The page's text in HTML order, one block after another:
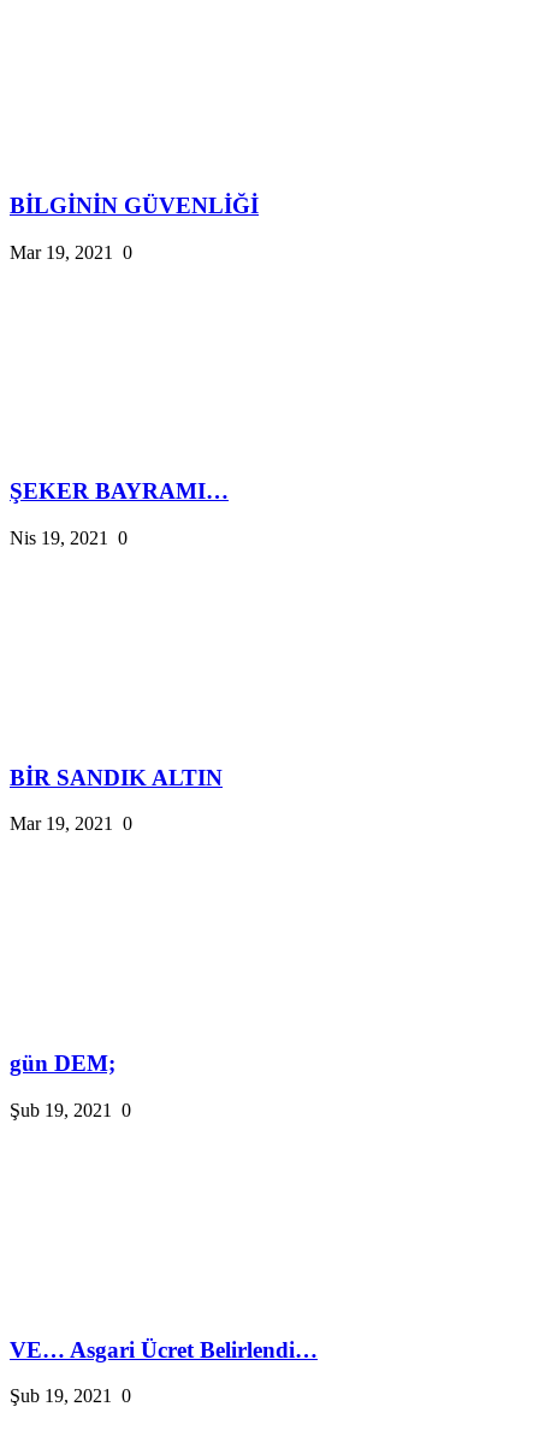
BİLGİNİN GÜVENLİĞİ
Mar 19, 2021 0
ŞEKER BAYRAMI…
Nis 19, 2021 0
BİR SANDIK ALTIN
Mar 19, 2021 0
gün DEM;
Şub 19, 2021 0
VE… Asgari Ücret Belirlendi…
Şub 19, 2021 0